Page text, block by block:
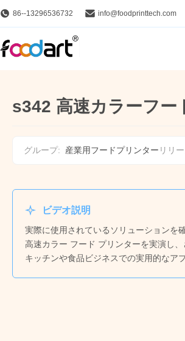
86--13296536732 info@foodprinttech.com
s342 高速カラーフ
グループ: 産業用フードプリンター リリ
ビデオ説明
実際に使用されているソリューションを
高速カラー フード プリンターを実演し
キッチンや食品ビジネスでの実用的なア